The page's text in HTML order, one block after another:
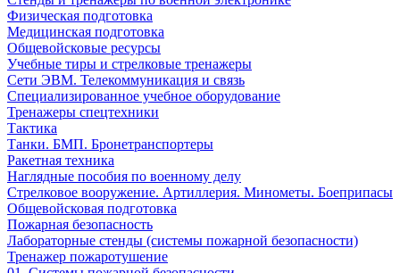
Физическая подготовка
Медицинская подготовка
Общевойсковые ресурсы
Учебные тиры и стрелковые тренажеры
Сети ЭВМ. Телекоммуникация и связь
Специализированное учебное оборудование
Тренажеры спецтехники
Тактика
Танки. БМП. Бронетранспортеры
Ракетная техника
Наглядные пособия по военному делу
Стрелковое вооружение. Артиллерия. Минометы. Боеприпасы
Общевойсковая подготовка
Пожарная безопасность
Лабораторные стенды (системы пожарной безопасности)
Тренажер пожаротушение